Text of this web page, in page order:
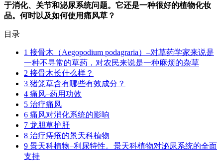
于消化、关节和泌尿系统问题。它还是一种很好的植物化妆
品。何时以及如何使用痛风草？
目录
1 接骨木（Aegopodium podagraria）–对草药学家来说是
一种不寻常的草药，对农民来说是一种麻烦的杂草
2 接骨木长什么样？
3 猪笼草含有哪些有效成分？
4 痛风–药用功效
5 治疗痛风
6 痛风对消化系统的影响
7 龙胆草护肝
8 治疗痔疮的景天科植物
9 景天科植物–利尿特性。景天科植物对泌尿系统的全面
支持